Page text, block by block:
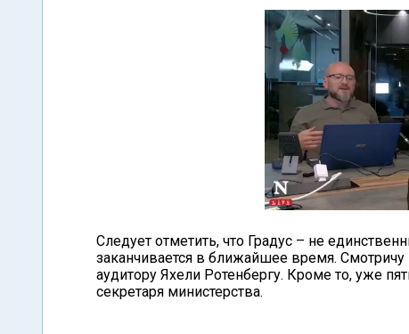
Следует отметить, что Градус – не
заканчивается в ближайшее время.
аудитору Яхели Ротенбергу. Кроме то, уже
секретаря министерства.